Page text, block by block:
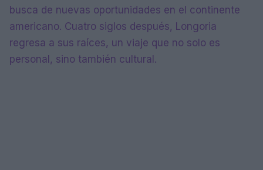
busca de nuevas oportunidades en el continente
americano. Cuatro siglos después, Longoria
regresa a sus raíces, un viaje que no solo es
personal, sino también cultural.